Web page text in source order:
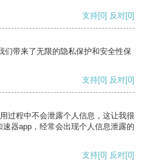
支持[0] 反对[0]
们带来了无限的隐私保护和安全性保
支持[0] 反对[0]
过程中不会泄露个人信息，这让我很
器app，经常会出现个人信息泄露的
支持[0] 反对[0]